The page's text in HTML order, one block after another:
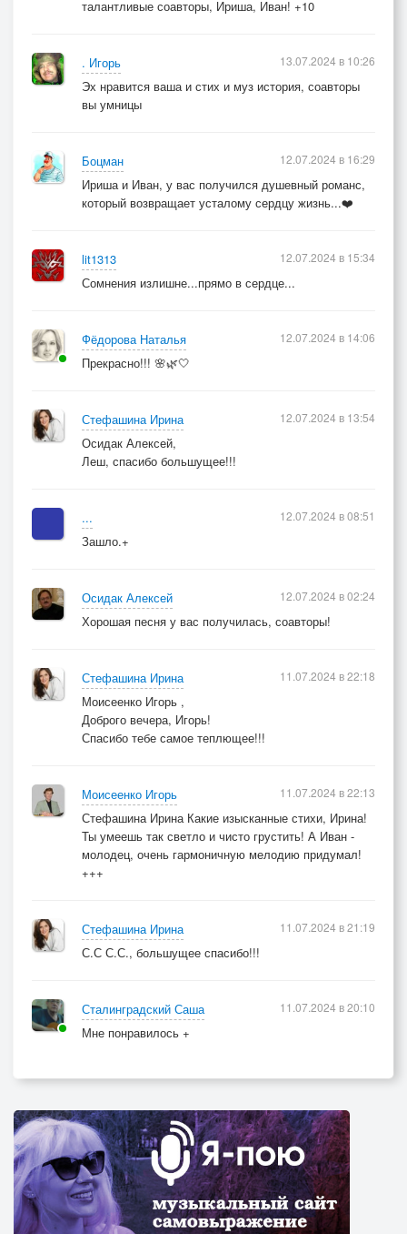
Не всем любовь дана,
.... а тем, кто верно ждёт...
© Copyright: Ирина Стефашина, 2024
талантливые соавторы, Ириша, Иван! +10
. Игорь
Эх нравится ваша и стих и муз история, соавторы
вы умницы
13.07.2024 в 10:26
Боцман
Ириша и Иван, у вас получился душевный романс,
который возвращает усталому сердцу жизнь...❤️
12.07.2024 в 16:29
lit1313
Сомнения излишне...прямо в сердце...
12.07.2024 в 15:34
Фёдорова Наталья
Прекрасно!!! 🌸🌿🤍
12.07.2024 в 14:06
Стефашина Ирина
Осидак Алексей,
Леш, спасибо большущее!!!
12.07.2024 в 13:54
...
Зашло.+
12.07.2024 в 08:51
Осидак Алексей
Хорошая песня у вас получилась, соавторы!
12.07.2024 в 02:24
Стефашина Ирина
Моисеенко Игорь ,
Доброго вечера, Игорь!
Спасибо тебе самое теплющее!!!
11.07.2024 в 22:18
Моисеенко Игорь
Стефашина Ирина Какие изысканные стихи, Ирина!
Ты умеешь так светло и чисто грустить! А Иван -
молодец, очень гармоничную мелодию придумал!
+++
11.07.2024 в 22:13
Стефашина Ирина
С.С С.С., большущее спасибо!!!
11.07.2024 в 21:19
Сталинградский Саша
Мне понравилось +
11.07.2024 в 20:10